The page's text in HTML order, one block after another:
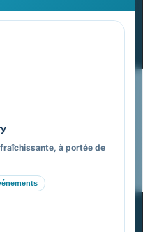
à portée de
et nos offres spéciales
global
France
moi ?